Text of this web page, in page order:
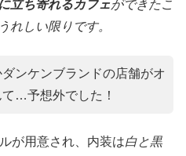
立ち寄れるカフェができたこ
れしい限りです。
ンケンブランドの店舗がオ
…予想外でした！
が用意され、内装は白と黒